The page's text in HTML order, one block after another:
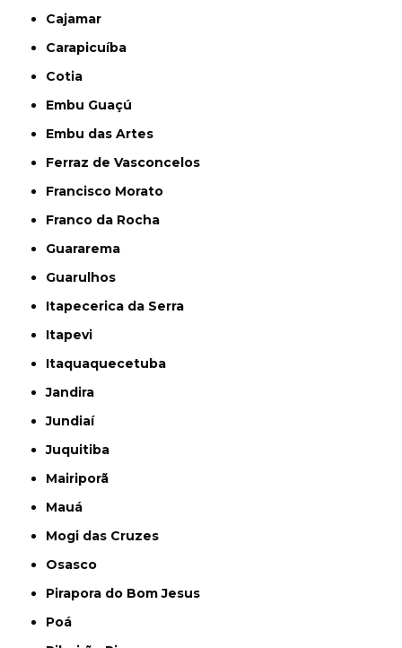
Cajamar
Carapicuíba
Cotia
Embu Guaçú
Embu das Artes
Ferraz de Vasconcelos
Francisco Morato
Franco da Rocha
Guararema
Guarulhos
Itapecerica da Serra
Itapevi
Itaquaquecetuba
Jandira
Jundiaí
Juquitiba
Mairiporã
Mauá
Mogi das Cruzes
Osasco
Pirapora do Bom Jesus
Poá